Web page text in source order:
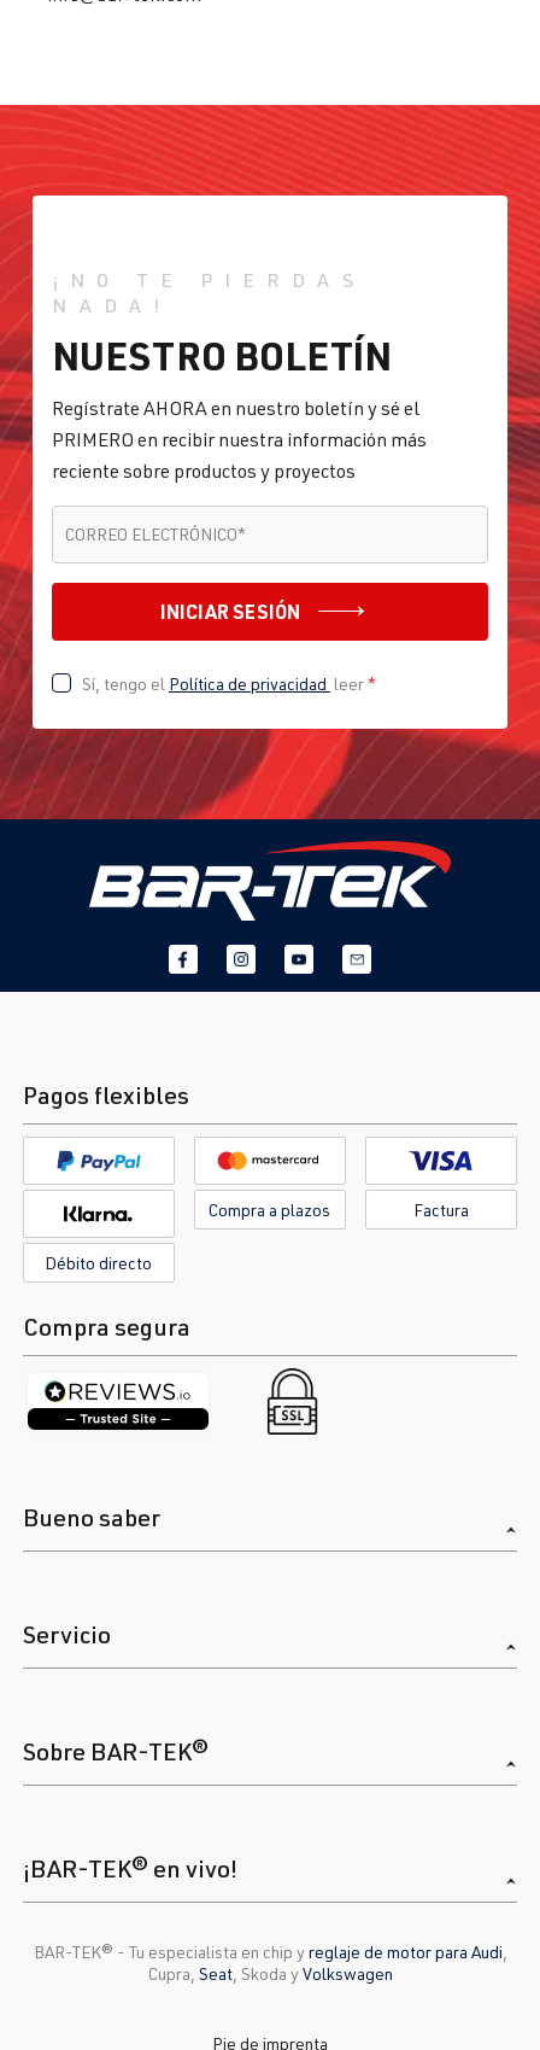
¡NO TE PIERDAS
NADA!
NUESTRO BOLETÍN
Regístrate AHORA en nuestro boletín y sé el
PRIMERO en recibir nuestra información más
reciente sobre productos y proyectos
CORREO ELECTRÓNICO*
INICIAR SESIÓN
Sí, tengo el Política de privacidad leer*
Pagos flexibles
Compra a plazos Factura
Débito directo
Compra segura
Bueno saber
Servicio
Sobre BAR-TEK®
¡BAR-TEK® en vivo!
BAR-TEK®️ - Tu especialista en chip yreglaje de motor para Audi
Cupra, Seat, Skoda yVolkswagen
Pie de imprenta